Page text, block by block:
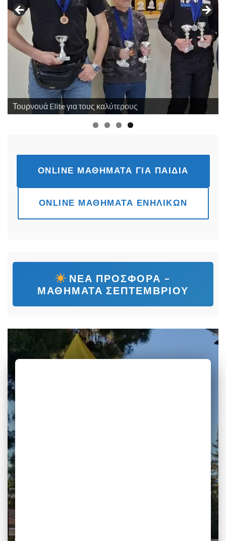
ONLINE ΜΑΘΉΜΑΤΑ ΓΙΑ ΠΑΙΔΙΆ
ONLINE ΜΑΘΉΜΑΤΑ ΕΝΗΛΊΚΩΝ
ΝΕΑ ΠΡΟΣΦΟΡΑ –
ΜΑΘΗΜΑΤΑ ΣΕΠΤΕΜΒΡΙΟΥ